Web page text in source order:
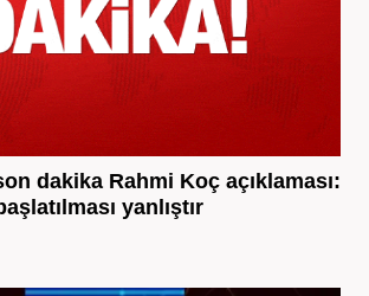
dakika Rahmi Koç açıklaması:
yanlıştır